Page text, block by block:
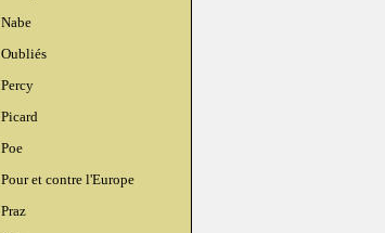
Nabe
Oubliés
Percy
Picard
Poe
Pour et contre l'Europe
Praz